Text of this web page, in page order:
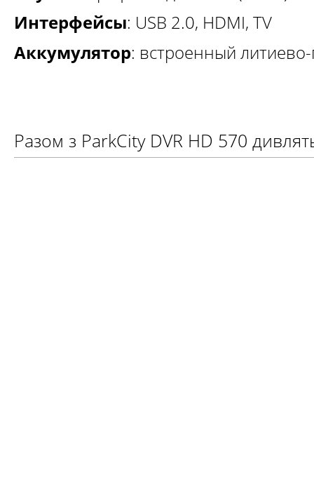
Интерфейсы: USB 2.0, HDMI, TV
Аккумулятор: встроенный
Разом з ParkCity DVR HD 570